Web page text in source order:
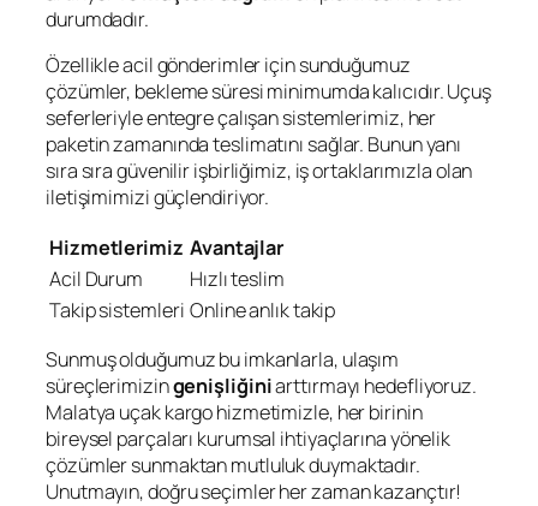
durumdadır.
Özellikle acil gönderimler için sunduğumuz
çözümler, bekleme süresi minimumda kalıcıdır. Uçuş
seferleriyle entegre çalışan sistemlerimiz, her
paketin zamanında teslimatını sağlar. Bunun yanı
sıra sıra güvenilir işbirliğimiz, iş ortaklarımızla olan
iletişimimizi güçlendiriyor.
Hizmetlerimiz Avantajlar
Acil Durum
Hızlı teslim
Takip sistemleri Online anlık takip
Sunmuş olduğumuz bu imkanlarla, ulaşım
süreçlerimizingenişliğiniarttırmayı hedefliyoruz.
Malatya uçak kargo hizmetimizle, her birinin
bireysel parçaları kurumsal ihtiyaçlarına yönelik
çözümler sunmaktan mutluluk duymaktadır.
Unutmayın, doğru seçimler her zaman kazançtır!